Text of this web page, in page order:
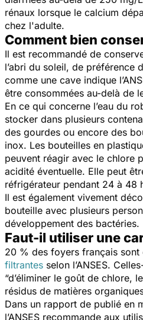
rénaux lorsque le calcium
chez l'adulte.
Comment bien
Il est recommandé de
l’abri du soleil, de préférence
comme une cave indique
être consommées au-delà de
En ce qui concerne l’eau du
stocker dans plusieurs
des gourdes ou encore des
inox. Les bouteilles en
peuvent réagir avec le chlore
acidité éventuelle. Elle peut
réfrigérateur pendant 24 à 48
Il est également vivement
bouteille avec plusieurs
développement des bactéries.
Faut-il utiliser une
20 % des foyers français sont
filtrantes selon l’ANSES.
“d’éliminer le goût de chlore,
résidus de matières
Dans un rapport de publié en
l’ANSES recommande aux